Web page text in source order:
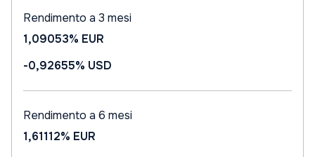
Rendimento a 3 mesi
1,09053% EUR
-0,92655% USD
Rendimento a 6 mesi
1,61112% EUR